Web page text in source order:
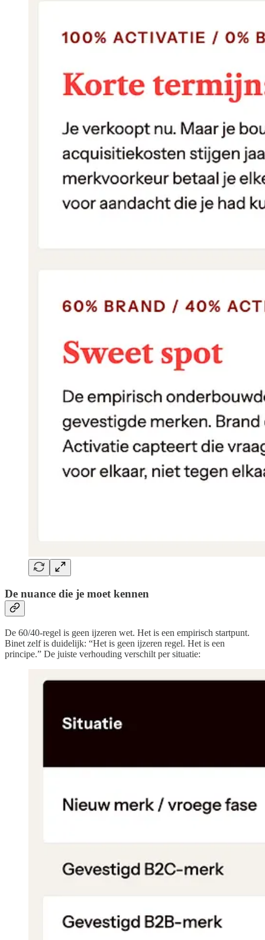
De nuance die je moet kennen
De 60/40-regel is geen ijzeren wet. Het is een empirisch startpunt.
Binet zelf is duidelijk: “Het is geen ijzeren regel. Het is een
principe.” De juiste verhouding verschilt per situatie: